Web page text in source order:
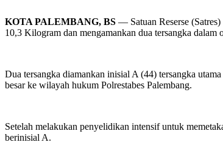
KOTA PALEMBANG, BS — Satuan Reserse
10,3 Kilogram dan mengamankan dua tersangka
Dua tersangka diamankan inisial A (44) tersangka
besar ke wilayah hukum Polrestabes Palembang.
Setelah melakukan penyelidikan intensif untuk
berinisial A.